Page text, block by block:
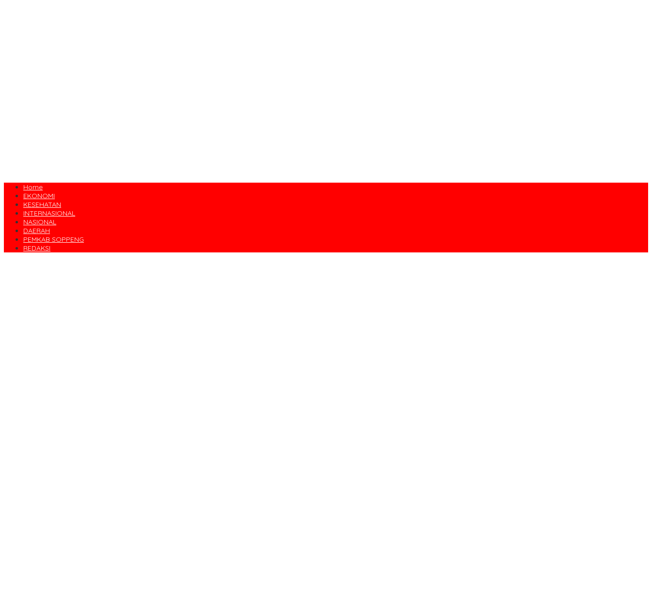
Home
EKONOMI
KESEHATAN
INTERNASIONAL
NASIONAL
DAERAH
PEMKAB SOPPENG
REDAKSI